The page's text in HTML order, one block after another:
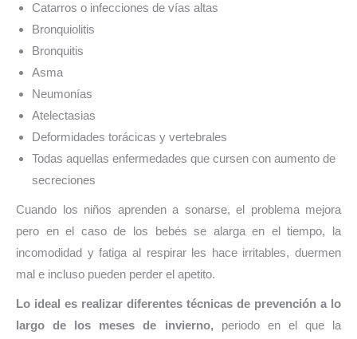
Catarros o infecciones de vías altas
Bronquiolitis
Bronquitis
Asma
Neumonías
Atelectasias
Deformidades torácicas y vertebrales
Todas aquellas enfermedades que cursen con aumento de
secreciones
Cuando los niños aprenden a sonarse, el problema mejora
pero en el caso de los bebés se alarga en el tiempo, la
incomodidad y fatiga al respirar les hace irritables, duermen
mal e incluso pueden perder el apetito.
Lo ideal es realizar diferentes técnicas de prevención a lo
largo de los meses de invierno, periodo en el que la